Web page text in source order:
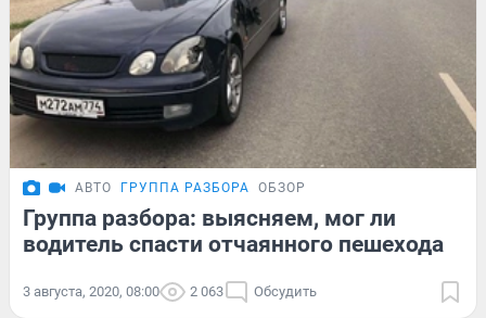
АВТО ГРУППА РАЗБОРА ОБЗОР
Группа разбора: выясняем, мог ли
водитель спасти отчаянного пешехода
3 августа, 2020, 08:00 2 063 Обсудить